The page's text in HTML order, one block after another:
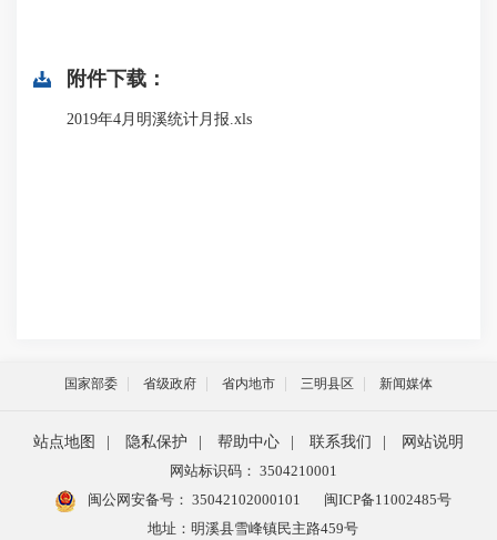
附件下载：
2019年4月明溪统计月报.xls
国家部委 省级政府 省内地市 三明县区 新闻媒体
站点地图 隐私保护 帮助中心 联系我们
网站说明
网站标识码： 3504210001
闽公网安备号： 35042102000101
闽ICP备11002485号
地址：明溪县雪峰镇民主路459号